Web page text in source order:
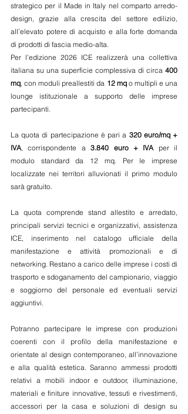
strategico per il Made in Italy nel comparto arredo-
design, grazie alla crescita del settore edilizio,
all’elevato potere di acquisto e alla forte domanda
di prodotti di fascia medio-alta.
Per l’edizione 2026 ICE realizzerà una collettiva
italiana su una superficie complessiva di circa 400
mq, con moduli preallestiti da 12 mq o multipli e una
lounge istituzionale a supporto delle imprese
partecipanti.
La quota di partecipazione è pari a 320 euro/mq +
IVA, corrispondente a 3.840 euro + IVA per il
modulo standard da 12 mq. Per le imprese
localizzate nei territori alluvionati il primo modulo
sarà gratuito.
La quota comprende stand allestito e arredato,
principali servizi tecnici e organizzativi, assistenza
ICE, inserimento nel catalogo ufficiale della
manifestazione e attività promozionali e di
networking. Restano a carico delle imprese i costi di
trasporto e sdoganamento del campionario, viaggio
e soggiorno del personale ed eventuali servizi
aggiuntivi.
Potranno partecipare le imprese con produzioni
coerenti con il profilo della manifestazione e
orientate al design contemporaneo, all’innovazione
e alla qualità estetica. Saranno ammessi prodotti
relativi a mobili indoor e outdoor, illuminazione,
materiali e finiture innovative, tessuti e rivestimenti,
accessori per la casa e soluzioni di design su